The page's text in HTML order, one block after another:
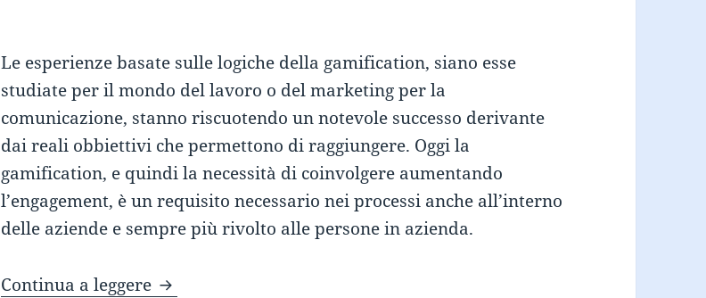
Le esperienze basate sulle logiche della gamification, siano esse
studiate per il mondo del lavoro o del marketing per la
comunicazione, stanno riscuotendo un notevole successo derivante
dai reali obbiettivi che permettono di raggiungere. Oggi la
gamification, e quindi la necessità di coinvolgere aumentando
l’engagement, è un requisito necessario nei processi anche all’interno
delle aziende e sempre più rivolto alle persone in azienda.
Continua a leggere Le 8 caratteristiche della gamification in azienda